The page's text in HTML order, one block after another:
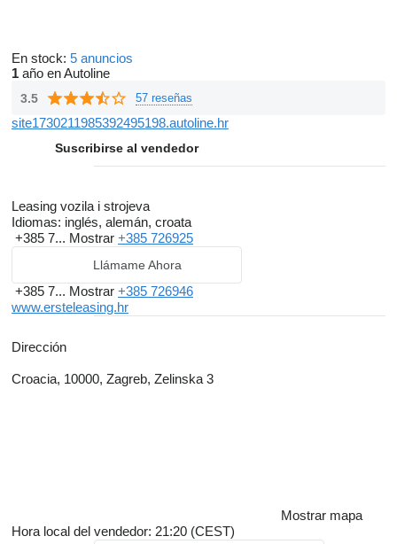
En stock: 5 anuncios
1 año en Autoline
3.5 57 reseñas
site1730211985392495198.autoline.hr
Suscribirse al vendedor
Leasing vozila i strojeva
Idiomas: inglés, alemán, croata
+385 7... Mostrar +385 726925
Llámame Ahora
+385 7... Mostrar +385 726946
www.ersteleasing.hr
Dirección
Croacia, 10000, Zagreb, Zelinska 3
Mostrar mapa
Hora local del vendedor: 21:20 (CEST)